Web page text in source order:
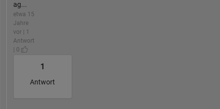
ag...
etwa 15
Jahre
vor | 1
Antwort
| 0
1
Antwort